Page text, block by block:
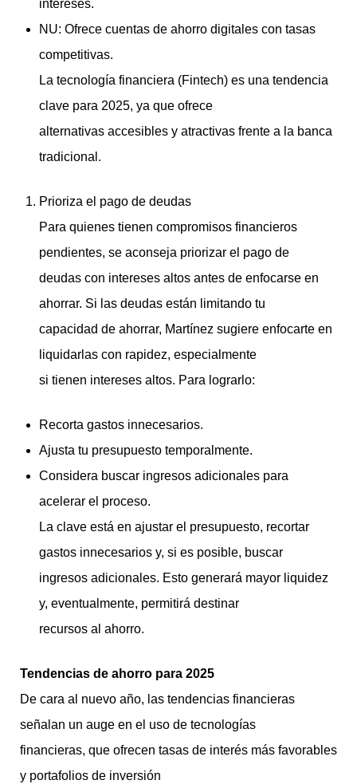
intereses.
NU: Ofrece cuentas de ahorro digitales con tasas
competitivas.
La tecnología financiera (Fintech) es una tendencia
clave para 2025, ya que ofrece
alternativas accesibles y atractivas frente a la banca
tradicional.
Prioriza el pago de deudas
Para quienes tienen compromisos financieros
pendientes, se aconseja priorizar el pago de
deudas con intereses altos antes de enfocarse en
ahorrar. Si las deudas están limitando tu
capacidad de ahorrar, Martínez sugiere enfocarte en
liquidarlas con rapidez, especialmente
si tienen intereses altos. Para lograrlo:
Recorta gastos innecesarios.
Ajusta tu presupuesto temporalmente.
Considera buscar ingresos adicionales para
acelerar el proceso.
La clave está en ajustar el presupuesto, recortar
gastos innecesarios y, si es posible, buscar
ingresos adicionales. Esto generará mayor liquidez
y, eventualmente, permitirá destinar
recursos al ahorro.
Tendencias de ahorro para 2025
De cara al nuevo año, las tendencias financieras
señalan un auge en el uso de tecnologías
financieras, que ofrecen tasas de interés más favorables
y portafolios de inversión